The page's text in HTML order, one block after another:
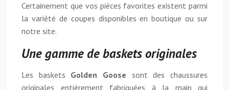
Certainement que vos pièces favorites existent parmi
la variété de coupes disponibles en boutique ou sur
notre site.
Une gamme de baskets originales
Les baskets Golden Goose sont des chaussures
originales entièrement fabriquées à la main qui